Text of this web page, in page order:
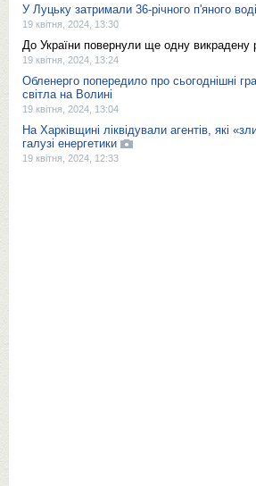
У Луцьку затримали 36-річного п'яного
19 квітня, 2024, 13:30
До України повернули ще одну викрадену
19 квітня, 2024, 13:24
Обленерго попередило про сьогоднішні
світла на Волині
19 квітня, 2024, 13:04
На Харківщині ліквідували агентів, які
галузі енергетики
19 квітня, 2024, 12:33